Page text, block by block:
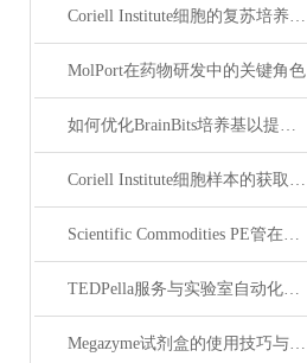
Coriell Institute细胞的复苏培养与质量控制规范
MolPort在药物研发中的关键角色
如何优化BrainBits培养基以提高实验效果？
Coriell Institute细胞样本的获取与应用指南
Scientific Commodities PE管在环保实验中的作用
TEDPella服务与实验室自动化设备的整合
Megazyme试剂盒的使用技巧与实验优化方法